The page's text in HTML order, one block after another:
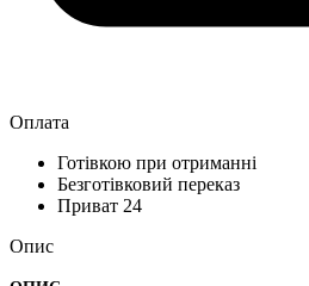
Оплата
Готівкою при отриманні
Безготівковий переказ
Приват 24
Опис